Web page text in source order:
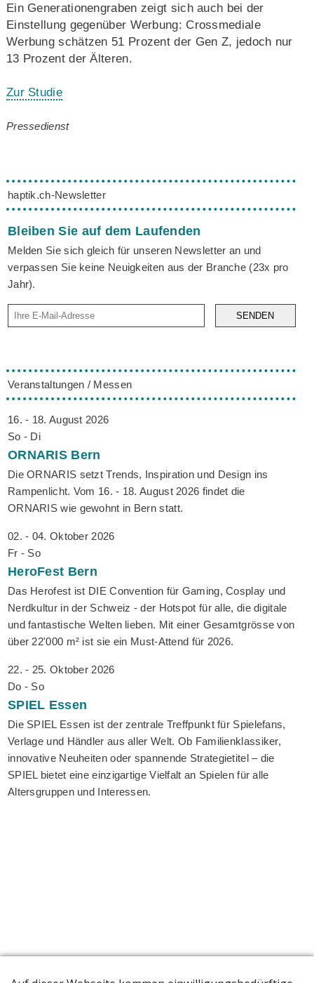
Ein Generationengraben zeigt sich auch bei der
Einstellung gegenüber Werbung: Crossmediale
Werbung schätzen 51 Prozent der Gen Z, jedoch nur
13 Prozent der Älteren.
Zur Studie
Pressedienst
haptik.ch-Newsletter
Bleiben Sie auf dem Laufenden
Melden Sie sich gleich für unseren Newsletter an und
verpassen Sie keine Neuigkeiten aus der Branche (23x pro
Jahr).
SENDEN
Veranstaltungen / Messen
16. - 18. August 2026
So - Di
ORNARIS Bern
Die ORNARIS setzt Trends, Inspiration und Design ins
Rampenlicht. Vom 16. - 18. August 2026 findet die
ORNARIS wie gewohnt in Bern statt.
02. - 04. Oktober 2026
Fr - So
HeroFest Bern
Das Herofest ist DIE Convention für Gaming, Cosplay und
Nerdkultur in der Schweiz - der Hotspot für alle, die digitale
und fantastische Welten lieben. Mit einer Gesamtgrösse von
über 22'000 m² ist sie ein Must-Attend für 2026.
22. - 25. Oktober 2026
Do - So
SPIEL Essen
Die SPIEL Essen ist der zentrale Treffpunkt für Spielefans,
Verlage und Händler aus aller Welt. Ob Familienklassiker,
innovative Neuheiten oder spannende Strategietitel – die
SPIEL bietet eine einzigartige Vielfalt an Spielen für alle
Altersgruppen und Interessen.